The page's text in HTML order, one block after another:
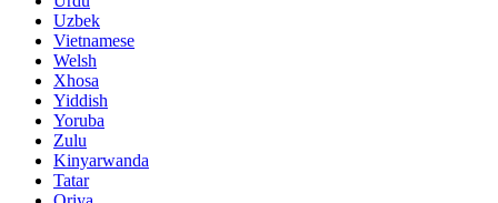
Uzbek
Vietnamese
Welsh
Xhosa
Yiddish
Yoruba
Zulu
Kinyarwanda
Tatar